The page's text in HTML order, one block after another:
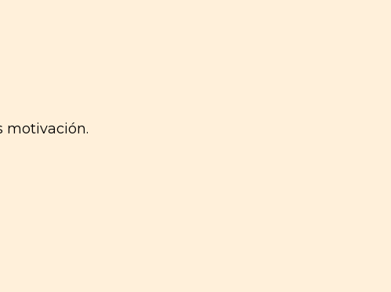
motivación.